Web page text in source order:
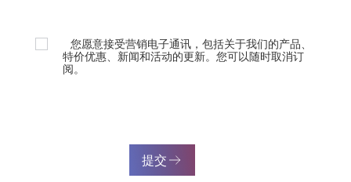
您愿意接受营销电子通讯，包括关于我们的产品、
特价优惠、新闻和活动的更新。您可以随时取消订
阅。
提交